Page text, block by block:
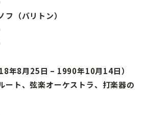
（バリトン）
年8月25日 – 1990年10月14日）
ート、弦楽オーケストラ、打楽器の